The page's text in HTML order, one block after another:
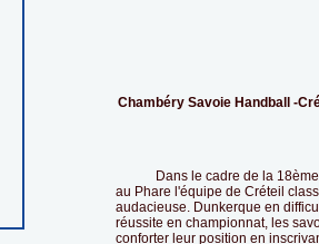
Chambéry Savoie Handball -
Dans le cadre de la 18ème
au Phare l'équipe de Créteil
audacieuse. Dunkerque en
réussite en championnat, les
conforter leur position en